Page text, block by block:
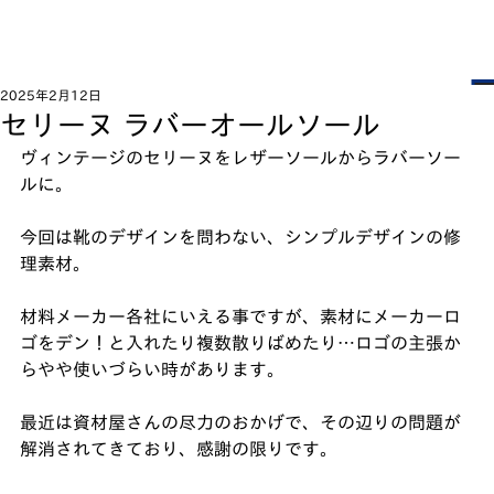
セリーヌ ラバーオールソール
2025年2月12日
ヴィンテージのセリーヌをレザーソールからラバーソー
ルに。
今回は靴のデザインを問わない、シンプルデザインの修
理素材。
材料メーカー各社にいえる事ですが、素材にメーカーロ
ゴをデン！と入れたり複数散りばめたり…ロゴの主張か
らやや使いづらい時があります。
最近は資材屋さんの尽力のおかげで、その辺りの問題が
解消されてきており、感謝の限りです。